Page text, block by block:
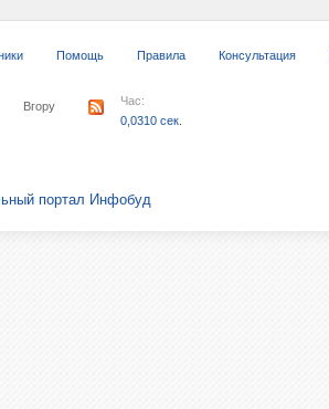
Помощь Правила Консультация
Вгору
Час:
0,0310 сек.